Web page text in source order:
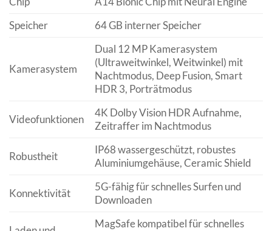
Speicher
64 GB interner Speicher
Kamerasystem
Dual 12 MP Kamerasystem
(Ultraweitwinkel, Weitwinkel) mit
Nachtmodus, Deep Fusion, Smart
HDR 3, Porträtmodus
Videofunktionen
4K Dolby Vision HDR Aufnahme,
Zeitraffer im Nachtmodus
Robustheit
IP68 wassergeschützt, robustes
Aluminiumgehäuse, Ceramic Shield
Konnektivität
5G-fähig für schnelles Surfen und
Downloaden
MagSafe kompatibel für schnelles